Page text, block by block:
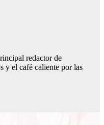
redactor de
y el café caliente por las